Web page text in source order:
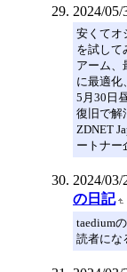
2024/05/
安くてオ
を試して
アーム、
に最適化
5月30日
復旧で解
ZDNET
ートナー
2024/03/
の日記
taedium
読者にな